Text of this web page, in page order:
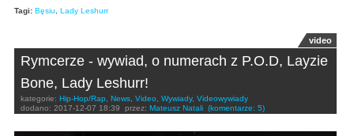
Tagi: Bęsiu Lady Leshurr
video
Rymcerze - wywiad, o numerach z P.O.D, Layzie
Bone, Lady Leshurr!
kategorie: Hip-Hop/Rap News Video Wywiady, Videowywiady
dodano: 2017-12-07 18:39 przez: Mateusz Natali (komentarze: 5)